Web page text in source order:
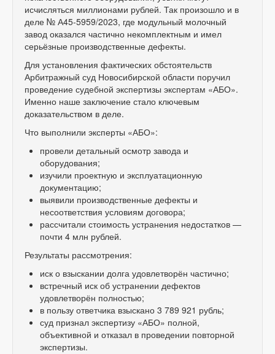
исчисляться миллионами рублей. Так произошло и в
деле № А45-5959/2023, где модульный молочный
завод оказался частично некомплектным и имел
серьёзные производственные дефекты.
Для установления фактических обстоятельств
Арбитражный суд Новосибирской области поручил
проведение судебной экспертизы экспертам «АБО».
Именно наше заключение стало ключевым
доказательством в деле.
Что выполнили эксперты «АБО»:
провели детальный осмотр завода и
оборудования;
изучили проектную и эксплуатационную
документацию;
выявили производственные дефекты и
несоответствия условиям договора;
рассчитали стоимость устранения недостатков —
почти 4 млн рублей.
Результаты рассмотрения:
иск о взыскании долга удовлетворён частично;
встречный иск об устранении дефектов
удовлетворён полностью;
в пользу ответчика взыскано 3 789 921 рубль;
суд признал экспертизу «АБО» полной,
объективной и отказал в проведении повторной
экспертизы.